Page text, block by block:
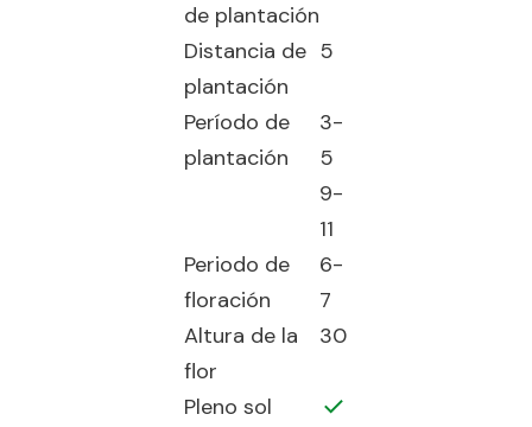
de plantación
Distancia de
plantación
5
Período de
plantación
3-
5
9-
11
Periodo de
floración
6-
7
Altura de la
flor
30
Pleno sol